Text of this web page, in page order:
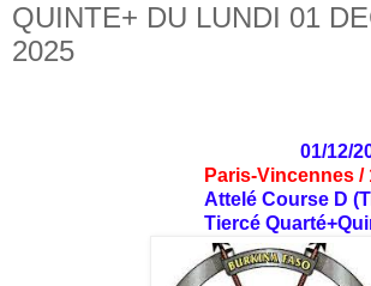
QUINTE+ DU LUNDI 01
2025
01/12/
Paris-Vincennes /
Attelé Course D
Tiercé